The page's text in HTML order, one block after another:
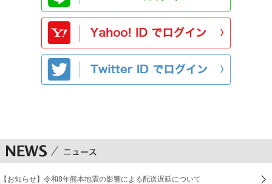
【お知らせ】令和8年熊本地震の影響による配送遅延について